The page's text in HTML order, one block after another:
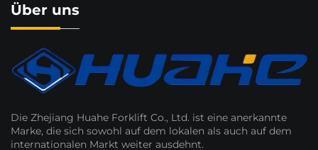
Über uns
Die Zhejiang Huahe Forklift Co., Ltd. ist eine anerkannte
Marke, die sich sowohl auf dem lokalen als auch auf dem
internationalen Markt weiter ausdehnt.